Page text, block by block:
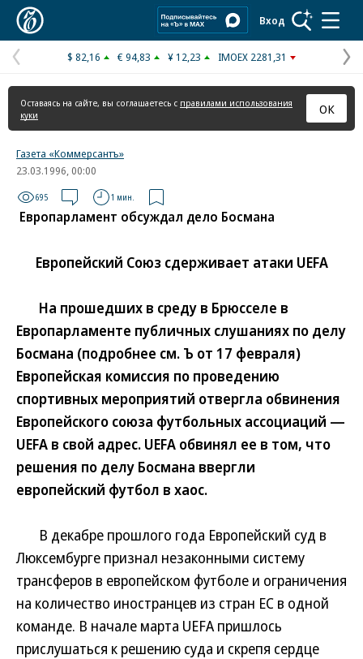
Вход
Предыдущая
страница
$ 82,16 € 94,83 ¥ 12,23 IMOEX 2281,31
Оставаясь на сайте, вы соглашаетесь с правилами использования
куки
ОК
Газета «Коммерсантъ»
23.03.1996, 00:00
695 1 мин.
Европарламент обсуждал дело Босмана
Европейский Союз сдерживает атаки UEFA
На прошедших в среду в Брюсселе в
Европарламенте публичных слушаниях по делу
Босмана (подробнее см. Ъ от 17 февраля)
Европейская комиссия по проведению
спортивных мероприятий отвергла обвинения
Европейского союза футбольных ассоциаций —
UEFA в свой адрес. UEFA обвинял ее в том, что
решения по делу Босмана ввергли
европейский футбол в хаос.
В декабре прошлого года Европейский суд в
Люксембурге признал незаконными систему
трансферов в европейском футболе и ограничения
на количество иностранцев из стран ЕС в одной
команде. В начале марта UEFA пришлось
прислушаться к решению суда и скрепя сердце